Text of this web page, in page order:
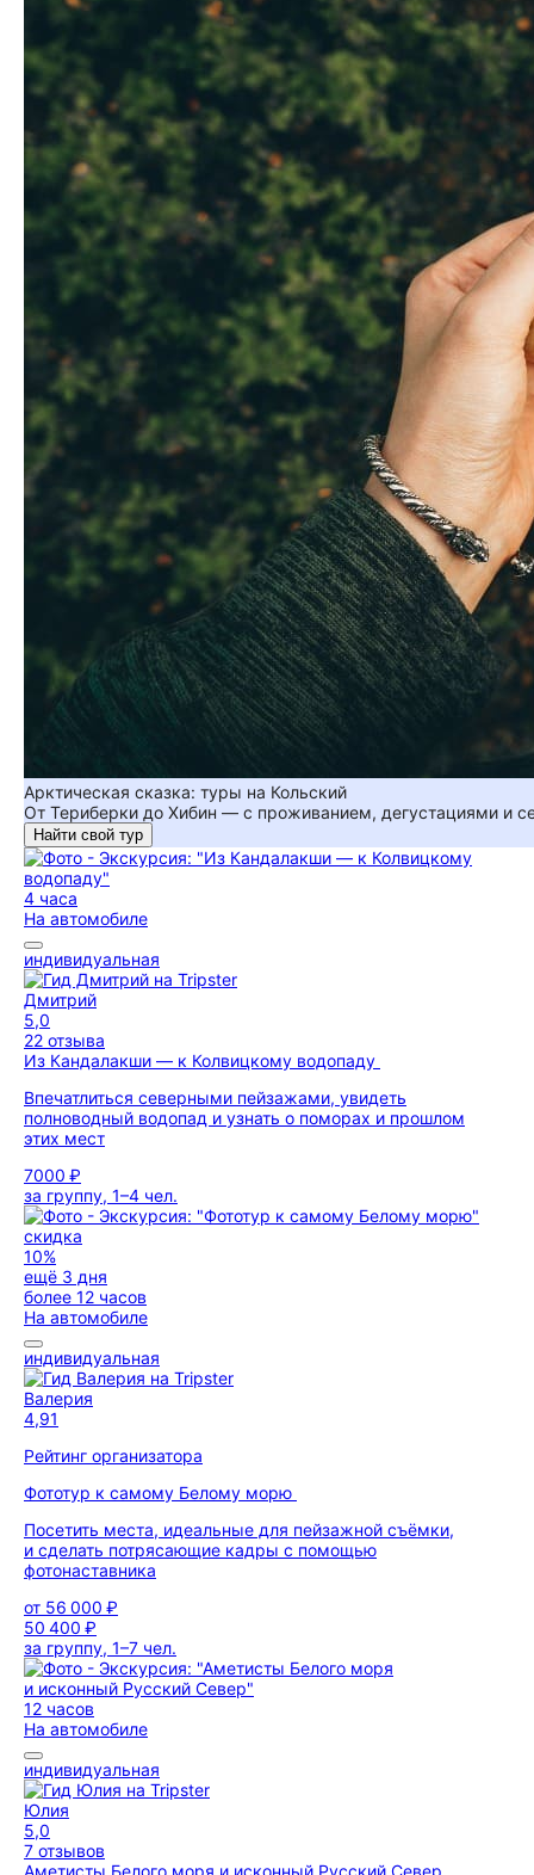
Арктическая сказка: туры на Кольский
От Териберки до Хибин — с проживанием, дегустациями и
Найти свой тур
4 часа
На автомобиле
индивидуальная
Дмитрий
5,0
22 отзыва
Из Кандалакши — к Колвицкому водопаду
Впечатлиться северными пейзажами, увидеть
полноводный водопад и узнать о поморах и прошлом
этих мест
7000 ₽
за группу, 1–4 чел.
скидка
10%
ещё 3 дня
более 12 часов
На автомобиле
индивидуальная
Валерия
4,91
Рейтинг организатора
Фототур к самому Белому морю
Посетить места, идеальные для пейзажной съёмки,
и сделать потрясающие кадры с помощью
фотонаставника
от 56 000 ₽
50 400 ₽
за группу, 1–7 чел.
12 часов
На автомобиле
индивидуальная
Юлия
5,0
7 отзывов
Аметисты Белого моря и исконный Русский Север